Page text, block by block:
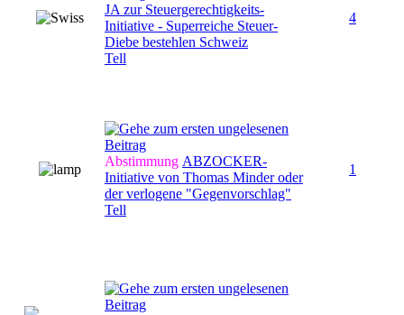
JA zur Steuergerechtigkeits-
Initiative - Superreiche Steuer-
Diebe bestehlen Schweiz
Tell
4
Abstimmung ABZOCKER-
Initiative von Thomas Minder oder
der verlogene "Gegenvorschlag"
Tell
1